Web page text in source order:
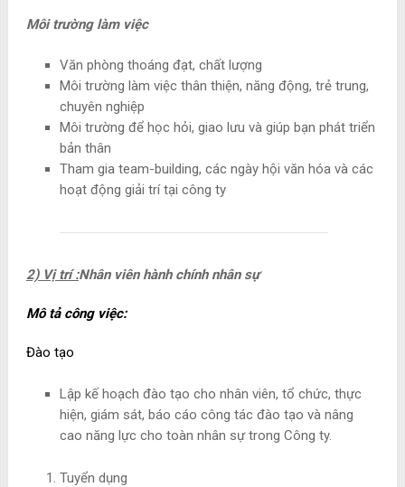
Môi trường làm việc
Văn phòng thoáng đạt, chất lượng
Môi trường làm việc thân thiện, năng động, trẻ trung,
chuyên nghiệp
Môi trường để học hỏi, giao lưu và giúp bạn phát triển
bản thân
Tham gia team-building, các ngày hội văn hóa và các
hoạt động giải trí tại công ty
2) Vị trí :Nhân viên hành chính nhân sự
Mô tả công việc:
Đào tạo
Lập kế hoạch đào tạo cho nhân viên, tổ chức, thực
hiện, giám sát, báo cáo công tác đào tạo và nâng
cao năng lực cho toàn nhân sự trong Công ty.
Tuyển dụng